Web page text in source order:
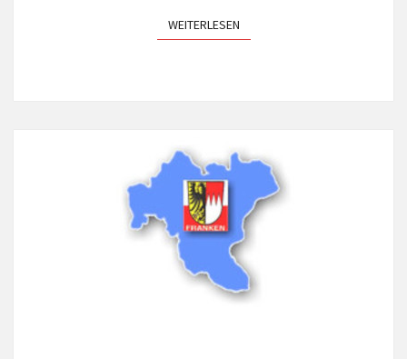
WEITERLESENWEITERLESEN